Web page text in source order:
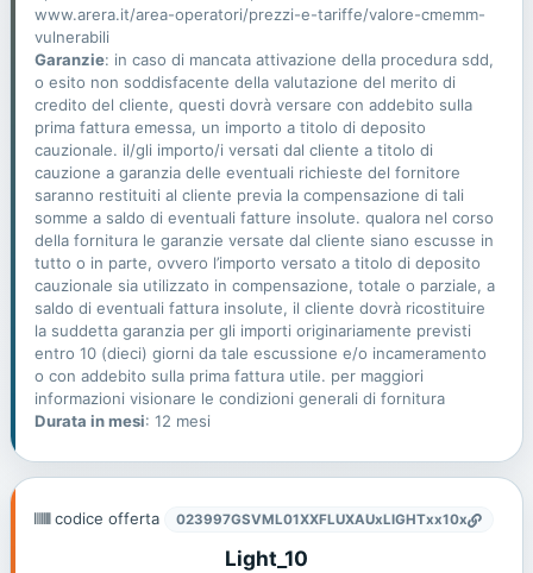
www.arera.it/area-operatori/prezzi-e-tariffe/valore-cmemm-
vulnerabili
Garanzie: in caso di mancata attivazione della procedura sdd,
o esito non soddisfacente della valutazione del merito di
credito del cliente, questi dovrà versare con addebito sulla
prima fattura emessa, un importo a titolo di deposito
cauzionale. il/gli importo/i versati dal cliente a titolo di
cauzione a garanzia delle eventuali richieste del fornitore
saranno restituiti al cliente previa la compensazione di tali
somme a saldo di eventuali fatture insolute. qualora nel corso
della fornitura le garanzie versate dal cliente siano escusse in
tutto o in parte, ovvero l’importo versato a titolo di deposito
cauzionale sia utilizzato in compensazione, totale o parziale, a
saldo di eventuali fattura insolute, il cliente dovrà ricostituire
la suddetta garanzia per gli importi originariamente previsti
entro 10 (dieci) giorni da tale escussione e/o incameramento
o con addebito sulla prima fattura utile. per maggiori
informazioni visionare le condizioni generali di fornitura
Durata in mesi: 12 mesi
codice offerta 023997GSVML01XXFLUXAUxLIGHTxx10x
Light_10